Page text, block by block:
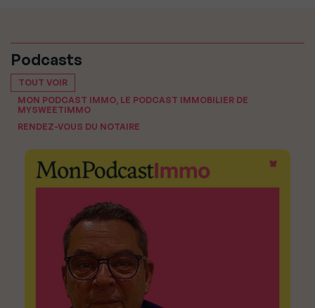
Podcasts
TOUT VOIR
MON PODCAST IMMO, LE PODCAST IMMOBILIER DE
MYSWEETIMMO
RENDEZ-VOUS DU NOTAIRE